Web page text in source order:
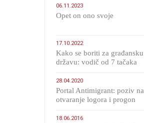
06.11.2023
​Opet on ono svoje
17.10.2022
Kako se boriti za građansku
državu: vodič od 7 tačaka
28.04.2020
Portal Antimigrant: poziv na
otvaranje logora i progon
18.06.2016